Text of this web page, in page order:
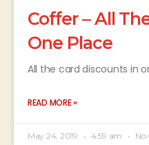
Coffer – All
One Place
All the card discounts in
READ MORE »
May 24, 2019 4:59 am No